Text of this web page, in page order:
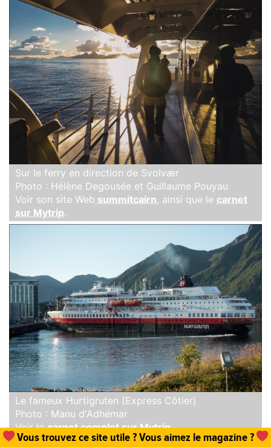
Sur le ferry en direction de Svolvær
Photo : Hélène Degousée et Guillaume Pouyau
Voir son site Web summitcairn, ainsi que le carnet
sur Mytrip.
Le fameux Hurtigruten (Express Côtier)
Photo : Manu d'Adhémar
Voir lecarnet complet sur Mytrip.
Vous trouvez ce site utile ? Vous aimez le magazine ?